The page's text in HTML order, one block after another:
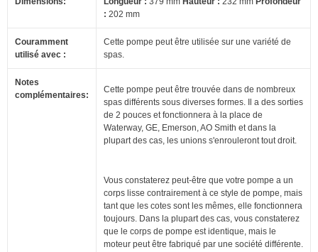
: 202 mm
Couramment
utilisé avec :
Cette pompe peut être utilisée sur une variété de
spas.
Notes
complémentaires:
Cette pompe peut être trouvée dans de nombreux
spas différents sous diverses formes.
Il a des sorties
de 2 pouces et fonctionnera à la place de
Waterway, GE, Emerson, AO Smith et dans la
plupart des cas, les unions s'enrouleront tout droit.
Vous constaterez peut-être que votre pompe a un
corps lisse contrairement à ce style de pompe, mais
tant que les cotes sont les mêmes, elle fonctionnera
toujours. Dans la plupart des cas, vous constaterez
que le corps de pompe est identique, mais le
moteur peut être fabriqué par une société différente.